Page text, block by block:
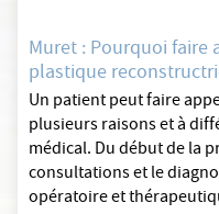
Muret : Pourquoi faire
plastique
Un patient peut faire
plusieurs raisons et à
médical. Du début de la
consultations et le
opératoire et